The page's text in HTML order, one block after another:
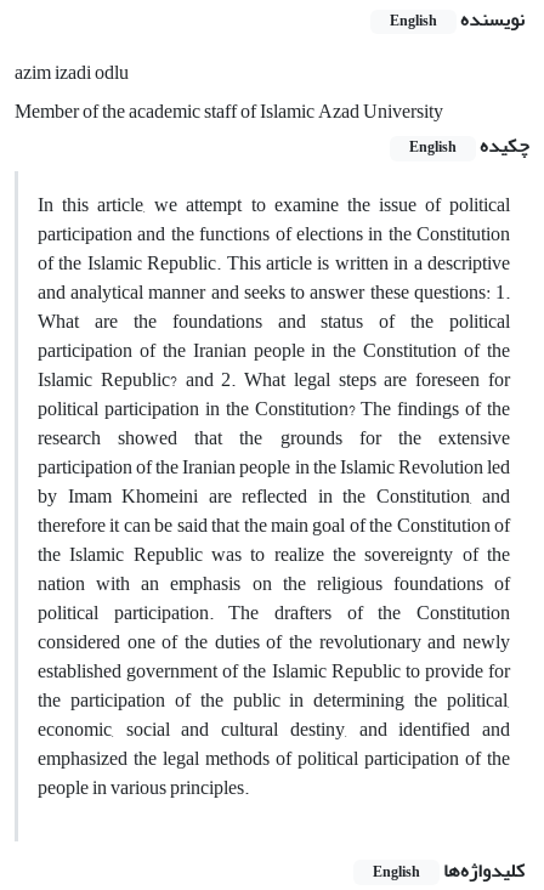
نویسنده English
azim izadi odlu
Member of the academic staff of Islamic Azad University
چکیده
English
In this article, we attempt to examine the issue of political
participation and the functions of elections in the Constitution
of the Islamic Republic. This article is written in a descriptive
and analytical manner and seeks to answer these questions: 1.
What are the foundations and status of the political
participation of the Iranian people in the Constitution of the
Islamic Republic? and 2. What legal steps are foreseen for
political participation in the Constitution? The findings of the
research showed that the grounds for the extensive
participation of the Iranian people in the Islamic Revolution led
by Imam Khomeini are reflected in the Constitution, and
therefore it can be said that the main goal of the Constitution of
the Islamic Republic was to realize the sovereignty of the
nation with an emphasis on the religious foundations of
political participation. The drafters of the Constitution
considered one of the duties of the revolutionary and newly
established government of the Islamic Republic to provide for
the participation of the public in determining the political,
economic, social and cultural destiny, and identified and
emphasized the legal methods of political participation of the
people in various principles.
کلیدواژه‌ها English